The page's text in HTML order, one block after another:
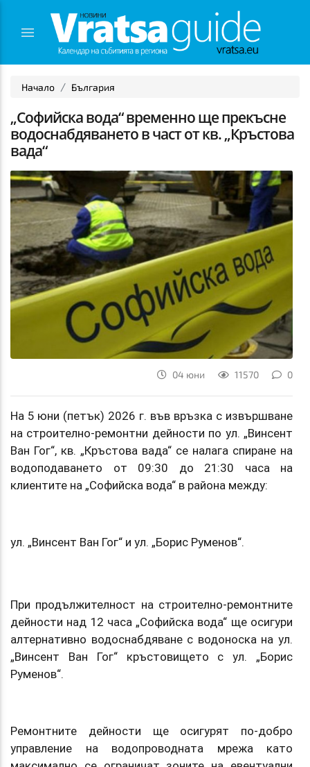
Начало България
„Софийска вода“ временно ще прекъсне
водоснабдяването в част от кв. „Кръстова
вада“
04 юни 11570 0
На 5 юни (петък) 2026 г. във връзка с извършване
на строително-ремонтни дейности по ул. „Винсент
Ван Гог“, кв. „Кръстова вада“ се налага спиране на
водоподаването от 09:30 до 21:30 часа на
клиентите на „Софийска вода“ в района между:
ул. „Винсент Ван Гог“ и ул. „Борис Руменов“.
При продължителност на строително-ремонтните
дейности над 12 часа „Софийска вода“ ще осигури
алтернативно водоснабдяване с водоноска на ул.
„Винсент Ван Гог“ кръстовището с ул. „Борис
Руменов“.
Ремонтните дейности ще осигурят по-добро
управление на водопроводната мрежа като